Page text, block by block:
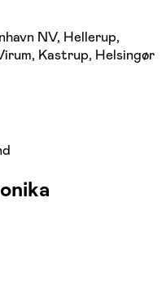
NV, Hellerup,
Kastrup, Helsingør